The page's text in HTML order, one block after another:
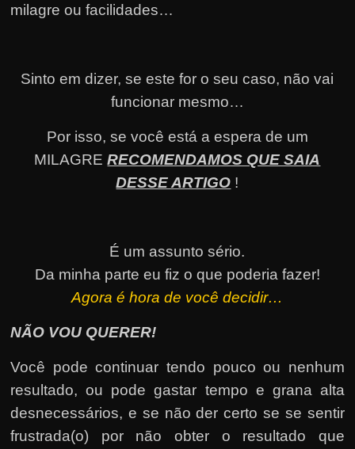
milagre ou facilidades…
Sinto em dizer, se este for o seu caso, não vai
funcionar mesmo…
Por isso, se você está a espera de um
MILAGRERECOMENDAMOS QUE SAIA
DESSE ARTIGO !
É um assunto sério.
Da minha parte eu fiz o que poderia fazer!
Agora é hora de você decidir…
NÃO VOU QUERER!
Você pode continuar tendo pouco ou nenhum
resultado, ou pode gastar tempo e grana alta
desnecessários, e se não der certo se se sentir
frustrada(o) por não obter o resultado que